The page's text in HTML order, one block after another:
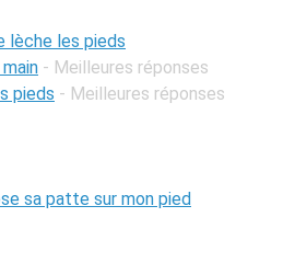
lèche les pieds
- Meilleures réponses
pieds - Meilleures réponses
sa patte sur mon pied